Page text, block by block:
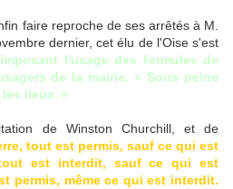
faire reproche de ses arrêtés à M.
dernier, cet élu de l'Oise s'est
l'usage des formules de
de la mairie. « Sous peine
lieux. »
de Winston Churchill, et de
tout est permis, sauf ce qui est
est interdit, sauf ce qui est
permis, même ce qui est interdit.